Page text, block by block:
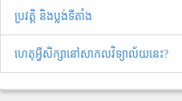
ប្រវត្តិ និងប្លង់ទីតាំង
ហេតុអ្វីសិក្សានៅសាកលវិទ្យាល័យនេះ?